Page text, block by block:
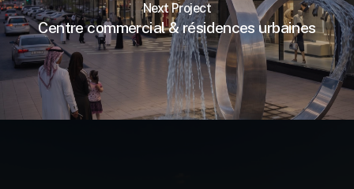
Next Project
Centre commercial & résidences urbaines